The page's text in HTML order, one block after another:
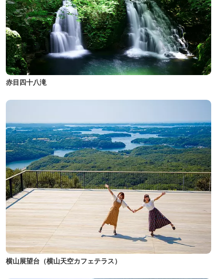
赤目四十八滝
横山展望台（横山天空カフェテラス）